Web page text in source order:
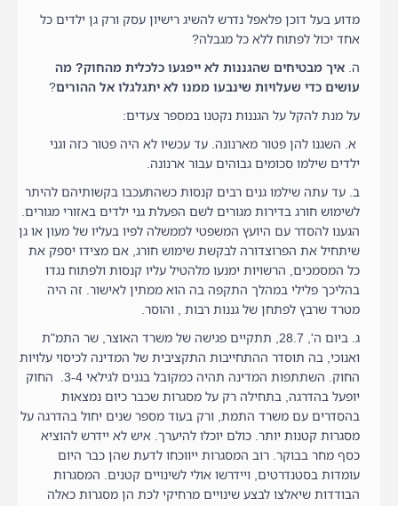
מדוע בעל דוכן פלאפל נדרש להשיג רישיון עסק ורק גן ילדים כל
אחד יכול לפתוח ללא כל מגבלה?
ה. איך מבטיחים שהגננות לא ייפגעו כלכלית מהחוק? מה
עושים כדי שעלויות שינבעו ממנו לא יתגלגלו אל ההורים?
על מנת להקל על הגננות נקטנו במספר צעדים:
א. השגנו להן פטור מארנונה. עד עכשיו לא היה פטור כזה וגני
ילדים שילמו סכומים גבוהים עבור ארנונה.
ב. עד עתה שילמו גנים רבים קנסות כשהתעכבו בקשותיהם להיתר
לשימוש חורג בדירות מגורים לשם הפעלת גני ילדים באזורי מגורים.
הגענו להסדר עם היועץ המשפטי לממשלה לפיו בעליו של מעון או גן
שיתחיל את הפרוצדורה לבקשת שימוש חורג, אם מצידו יספק את
כל המסמכים, הרשויות ימנעו מלהטיל עליו קנסות ולפתוח נגדו
בהליכך פלילי במהלך התקפה בה הוא ממתין לאישור. זה היה
מטרד שרבץ לפתחן של גננות רבות , והוסר.
ג. ביום ה', 28.7, תתקיים פגישה של משרד האוצר, שר התמ"ת
ואנוכי, בה תוסדר ההתחייבות התקציבית של המדינה לכיסוי עלויות
החוק. השתתפות המדינה תהיה כמקובל בגנים לגילאי 3-4. החוק
יופעל בהדרגה, בתחילה רק על מסגרות שכבר כיום נמצאות
בהסדרים עם משרד התמת, ורק בעוד מספר שנים יחול בהדרגה על
מסגרות קטנות יותר. כולם יוכלו להיערך. איש לא יידרש להוציא
כסף מחר בבוקר. רוב המסגרות ייווכחו לדעת שהן כבר היום
עומדות בסטנדרטים, ויידרשו אולי לשינויים קטנים. המסגרות
הבודדות שיאלצו לבצע שינויים מרחיקי לכת הן מסגרות כאלה